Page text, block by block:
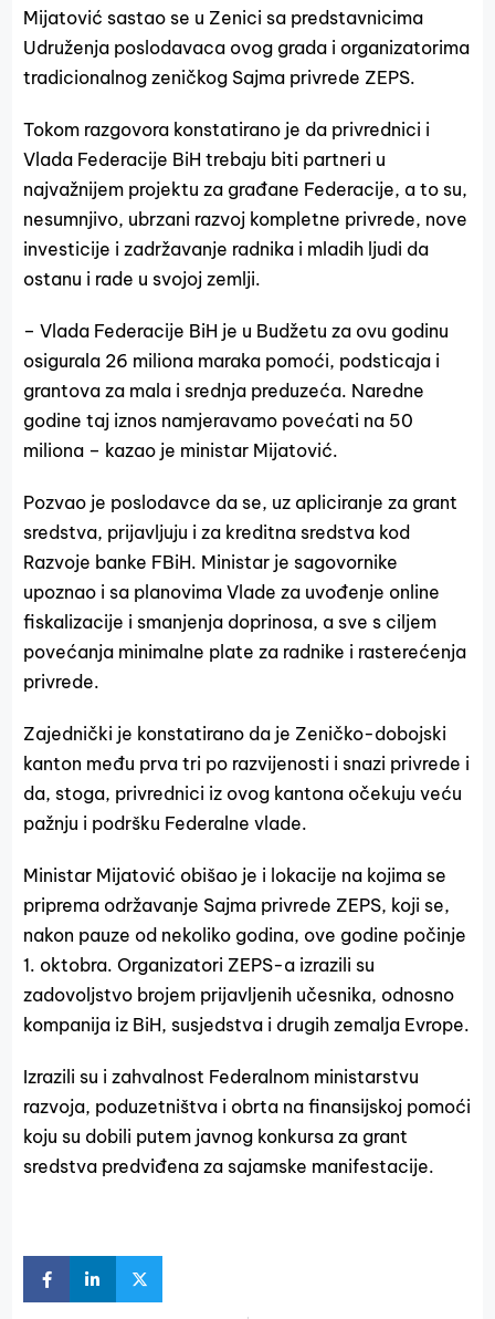
Mijatović sastao se u Zenici sa predstavnicima
Udruženja poslodavaca ovog grada i organizatorima
tradicionalnog zeničkog Sajma privrede ZEPS.
Tokom razgovora konstatirano je da privrednici i
Vlada Federacije BiH trebaju biti partneri u
najvažnijem projektu za građane Federacije, a to su,
nesumnjivo, ubrzani razvoj kompletne privrede, nove
investicije i zadržavanje radnika i mladih ljudi da
ostanu i rade u svojoj zemlji.
– Vlada Federacije BiH je u Budžetu za ovu godinu
osigurala 26 miliona maraka pomoći, podsticaja i
grantova za mala i srednja preduzeća. Naredne
godine taj iznos namjeravamo povećati na 50
miliona – kazao je ministar Mijatović.
Pozvao je poslodavce da se, uz apliciranje za grant
sredstva, prijavljuju i za kreditna sredstva kod
Razvoje banke FBiH. Ministar je sagovornike
upoznao i sa planovima Vlade za uvođenje online
fiskalizacije i smanjenja doprinosa, a sve s ciljem
povećanja minimalne plate za radnike i rasterećenja
privrede.
Zajednički je konstatirano da je Zeničko-dobojski
kanton među prva tri po razvijenosti i snazi privrede i
da, stoga, privrednici iz ovog kantona očekuju veću
pažnju i podršku Federalne vlade.
Ministar Mijatović obišao je i lokacije na kojima se
priprema održavanje Sajma privrede ZEPS, koji se,
nakon pauze od nekoliko godina, ove godine počinje
1. oktobra. Organizatori ZEPS-a izrazili su
zadovoljstvo brojem prijavljenih učesnika, odnosno
kompanija iz BiH, susjedstva i drugih zemalja Evrope.
Izrazili su i zahvalnost Federalnom ministarstvu
razvoja, poduzetništva i obrta na finansijskoj pomoći
koju su dobili putem javnog konkursa za grant
sredstva predviđena za sajamske manifestacije.